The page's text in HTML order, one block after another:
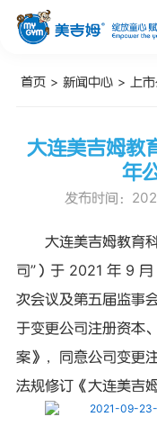
首页 > 新闻中心 > 上
大连美吉姆教
年
发布时间：
大连美吉姆教育
司”）于 2021 年 9
次会议及第五届监事
于变更公司注册资本
案》，同意公司变更
法规修订《大连美吉
2021-09-23-